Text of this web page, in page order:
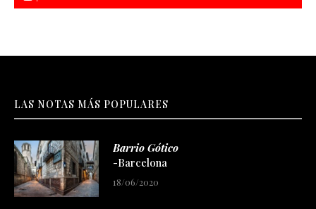
LAS NOTAS MÁS POPULARES
Barrio Gótico
-Barcelona
18/06/2020